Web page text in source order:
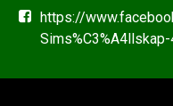
https://